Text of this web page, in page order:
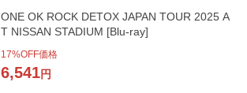
ONE OK ROCK DETOX JAPAN TOUR 2025 A
T NISSAN STADIUM [Blu-ray]
17%OFF価格
6,541円